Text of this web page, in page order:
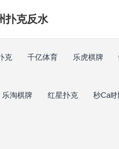
扑克反水
克 千亿体育 乐虎棋牌
乐淘棋牌 红星扑克 秒Call